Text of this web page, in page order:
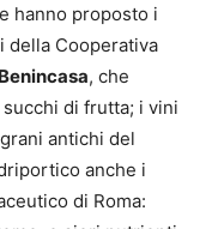
hanno proposto i
della Cooperativa
, che
di frutta; i vini
antichi del
anche i
di Roma: